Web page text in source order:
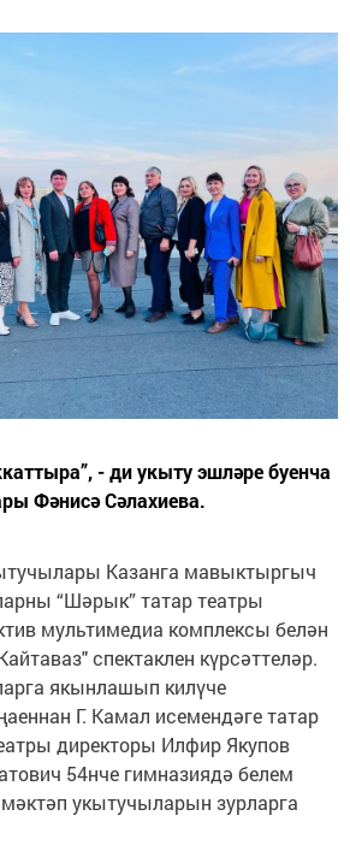
- ди укыту эшләре буенча
Фәнисә Сәлахиева.
Казанга мавыктыргыч
“Шәрык” татар театры
мультимедиа комплексы белән
спектаклен күрсәттеләр.
якынлашып килүче
Г. Камал исемендәге татар
директоры Илфир Якупов
54нче гимназиядә белем
укытучыларын зурларга